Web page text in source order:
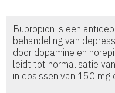
Bupropion is een
behandeling van
door dopamine en
leidt tot normalisatie
in dosissen van 150 mg